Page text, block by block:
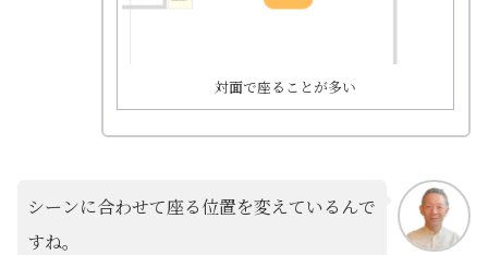
対面で座ることが多い
シーンに合わせて座る位置を変えているんで
すね。